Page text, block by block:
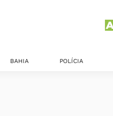
BAHIA POLÍCIA